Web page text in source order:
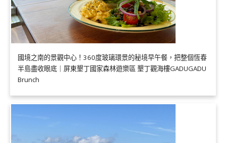
國境之南的景觀中心！360度玻璃環景的秘境早午餐，把整個恆春
半島盡收眼底｜屏東墾丁國家森林遊樂區 墾丁觀海樓GADUGADU
Brunch